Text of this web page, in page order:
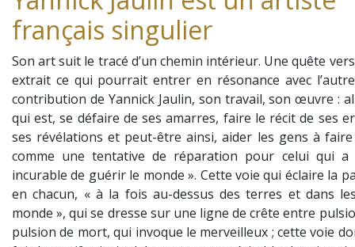
français singulier
Son art suit le tracé d’un chemin intérieur. Une quête
extrait ce qui pourrait entrer en résonance avec
contribution de Yannick Jaulin, son travail, son œuvre :
qui est, se défaire de ses amarres, faire le récit de ses
ses révélations et peut-être ainsi, aider les gens à faire
comme une tentative de réparation pour celui qui
incurable de guérir le monde ». Cette voie qui éclaire la
en chacun, « à la fois au-dessus des terres et dans
monde », qui se dresse sur une ligne de crête entre
pulsion de mort, qui invoque le merveilleux ; cette voie